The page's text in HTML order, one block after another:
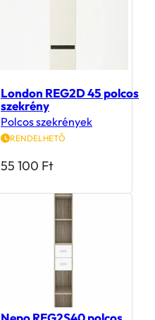
London REG2D 45 polcos
szekrény
Polcos szekrények
RENDELHETŐ
55 100 Ft